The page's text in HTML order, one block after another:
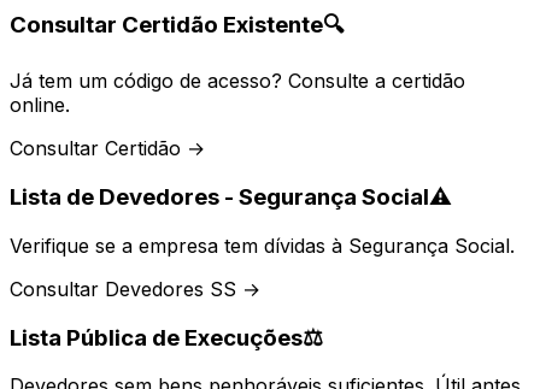
Consultar Certidão Existente🔍
Já tem um código de acesso? Consulte a certidão
online.
Consultar Certidão →
Lista de Devedores - Segurança Social⚠️
Verifique se a empresa tem dívidas à Segurança Social.
Consultar Devedores SS →
Lista Pública de Execuções⚖️